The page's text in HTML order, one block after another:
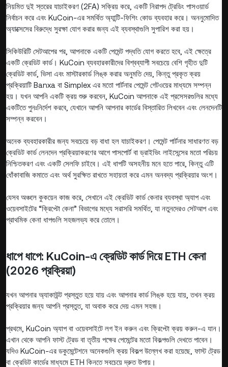
নিয়মিত দুই স্তরের যাচাইকরণ (2FA) সক্রিয় করে, একটি নিরাপদ ট্রেডিং পাসওয়ার্ড
নির্বাচন করে এবং KuCoin-এর সমর্থিত অ্যান্টি-ফিশিং কোড ব্যবহার করে। অননুমোদিত
অ্যাক্সেসের বিরুদ্ধে সুরক্ষা যোগ করার জন্য এই ব্যবস্থাগুলি সুপারিশ করা হয়।
সিকিউরিটি সেটআপের পর, আপনাকে একটি পেমেন্ট পদ্ধতি যোগ করতে হবে, এই ক্ষেত্রে
একটি ক্রেডিট কার্ড। KuCoin ব্যবহারকারীদের বিশ্বব্যাপী সবচেয়ে বেশি গৃহীত দুটি
ক্রেডিট কার্ড, ভিসা এবং মাস্টারকার্ড লিঙ্ক করার অনুমতি দেয়, কিন্তু প্রকৃত ক্রয়
প্রক্রিয়াটি Banxa বা Simplex এর মতো পার্টনার পেমেন্ট গেটওয়ের মাধ্যমে সম্পন্ন
হয়। যখন আপনি একটি ক্রয় শুরু করবেন, KuCoin আপনাকে এই প্রসেসরগুলির মধ্যে
একটিতে পুনঃনির্দেশ করবে, যেখানে আপনি আপনার কার্ডের বিস্তারিত লিখবেন এবং লেনদেনটি
সম্পন্ন করবেন।
অনেক ব্যবহারকারীর জন্য সবচেয়ে বড় বাধা হল যাচাইকরণ। পেমেন্ট পার্টনার সাধারণত বড়
ক্রেডিট কার্ড লেনদেন প্রক্রিয়াকরণের আগে পাসপোর্ট বা ড্রাইভিং লাইসেন্সের মতো পরিচয়
নিশ্চিতকরণ এবং একটি সেলফি চাইবে। এই ধাপটি অসহনীয় মনে হতে পারে, কিন্তু এটি
ধোঁকাবাজি কমাতে এবং অর্থ সুরক্ষিত রাখতে সহায়তা করে এমন অনবদ্য প্রক্রিয়ার অংশ।
যেসব অঞ্চলে কুকয়েন কাজ করে, সেখানে এই ক্রেডিট কার্ড কেনার ব্যবস্থা অ্যাপ এবং
ওয়েবসাইটের “ক্রিপ্টো কেনা” বিভাগের মধ্যে সরাসরি সমর্থিত, যা নতুনদেরও সেটআপ এবং
প্রাথমিক কেনা ধাপগুলি সহজলভ্য করে তোলে।
ধাপে ধাপে: KuCoin-এ ক্রেডিট কার্ড দিয়ে ETH কেনা
(2026 প্রক্রিয়া)
যখন আপনার অ্যাকাউন্ট প্রস্তুত হয়ে যায় এবং আপনার কার্ড লিঙ্ক হয়ে যায়, তখন ক্রয়
প্রক্রিয়ার জন্য আপনি প্রস্তুত, যা অবাক করে দেয় এমন সহজ।
প্রথমে, KuCoin অ্যাপ বা ওয়েবসাইটে লগ ইন করুন এবং ক্রিপ্টো ক্রয় করুন-এ যান।
এখান থেকে আপনি ফাস্ট ট্রেড বা তৃতীয় পক্ষের পেমেন্টের মতো বিকল্পগুলি দেখতে পাবেন।
যদিও KuCoin-এর ডকুমেন্টেশনে অনেকগুলি ক্রয় বিকল্প উল্লেখ করা হয়েছে, ফাস্ট ট্রেড
বা ক্রেডিট কার্ডের মাধ্যমে ETH কিনতে সবচেয়ে দ্রুত উপায়।